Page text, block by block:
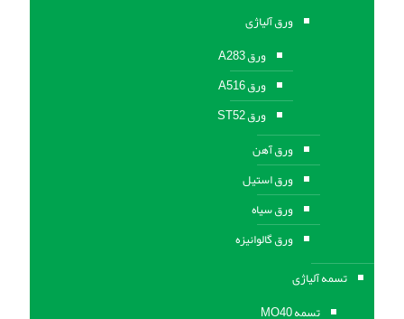
ورق آلیاژی
ورق A283
ورق A516
ورق ST52
ورق آهن
ورق استیل
ورق سیاه
ورق گالوانیزه
تسمه آلیاژی
تسمه MO40